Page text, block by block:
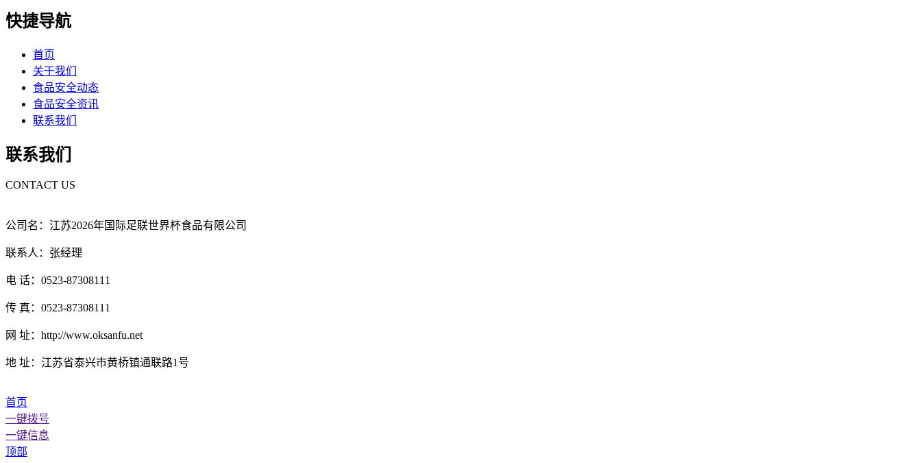
快捷导航
首页
关于我们
食品安全动态
食品安全资讯
联系我们
联系我们
CONTACT US
公司名：江苏2026年国际足联世界杯食品有限公司
联系人：张经理
电 话：0523-87308111
传 真：0523-87308111
网 址：http://www.oksanfu.net
地 址：江苏省泰兴市黄桥镇通联路1号
首页
一键拨号
一键信息
顶部